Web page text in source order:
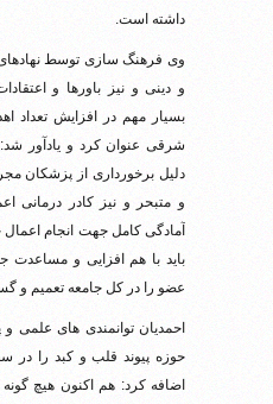
داشته است.
وی فرهنگ سازی توسط نهادهای
و دینی و نیز باورها و
بسیار مهم در افزایش تعداد
شرقی عنوان کرد و یادآور شد:
دلیل برخورداری از پزشکان
و متبحر و نیز کادر درمانی
آمادگی کامل جهت انجام
باید با هم افزایی و مساعدت
عضو را در کل جامعه تعمیم و
احمدیان توانمندی های علمی
حوزه پیوند قلب و کبد را در